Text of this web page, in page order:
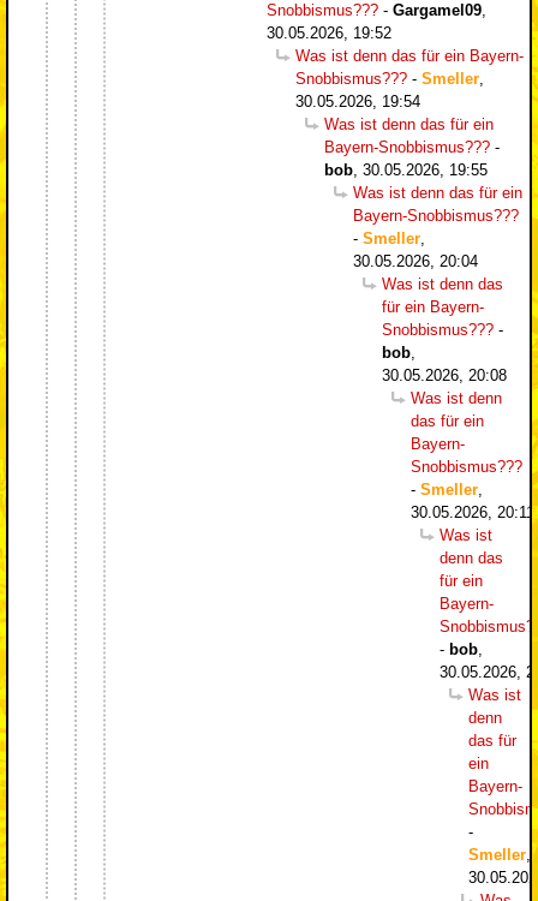
Snobbismus??? - Gargamel09,
30.05.2026, 19:52
Was ist denn das für ein Bayern-
Snobbismus??? - Smeller,
30.05.2026, 19:54
Was ist denn das für ein
Bayern-Snobbismus??? -
bob, 30.05.2026, 19:55
Was ist denn das für ein
Bayern-Snobbismus???
- Smeller,
30.05.2026, 20:04
Was ist denn das
für ein Bayern-
Snobbismus??? -
bob,
30.05.2026, 20:08
Was ist denn
das für ein
Bayern-
Snobbismus???
- Smeller,
30.05.2026, 20:11
Was ist
denn das
für ein
Bayern-
- bob,
30.05.2026,
Was ist
denn
das für
ein
Bayern-
-
Smeller,